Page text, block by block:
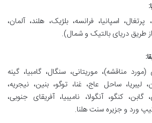
پرتغال، اسپانیا، فرانسه، بلژیک، هلند، آلمان،
طریق دریای بالتیک و شمال).
مناقشه)، موریتانی، سنگال، گامبیا، گینه
لیبریا، ساحل عاج، غنا، توگو، بنین، نیجریه،
گابن، کنگو، آنگولا، نامیبیا، آفریقای جنوبی،
ورد و جزیره سنت هلنا.